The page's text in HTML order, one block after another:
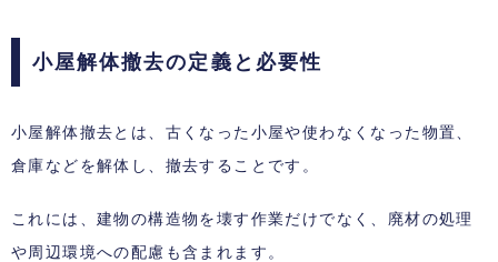
小屋解体撤去の定義と必要性
小屋解体撤去とは、古くなった小屋や使わなくなった物置、
倉庫などを解体し、撤去することです。
これには、建物の構造物を壊す作業だけでなく、廃材の処理
や周辺環境への配慮も含まれます。